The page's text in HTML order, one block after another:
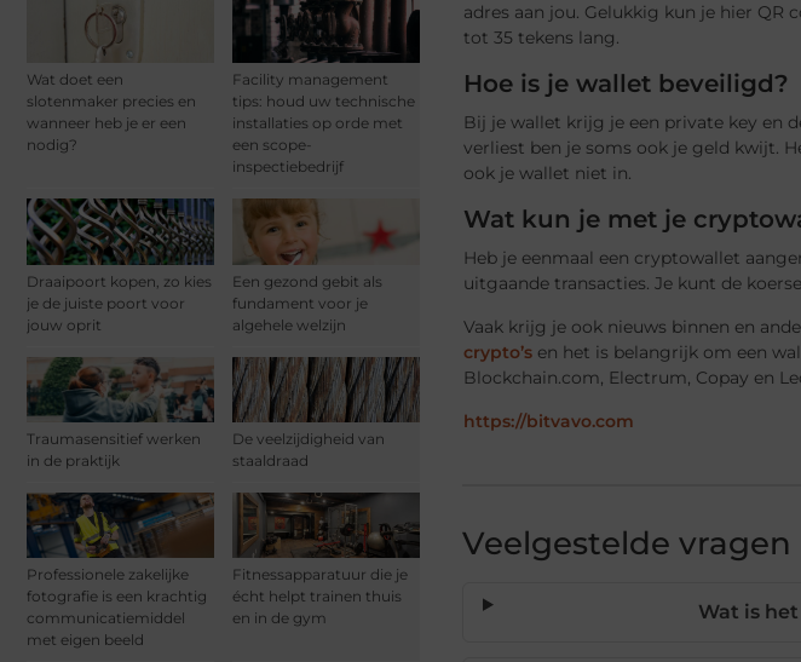
Wat doet een
slotenmaker precies en
wanneer heb je er een
nodig?
Facility management
tips: houd uw technische
installaties op orde met
een scope-
inspectiebedrijf
Draaipoort kopen, zo kies
je de juiste poort voor
jouw oprit
Een gezond gebit als
fundament voor je
algehele welzijn
Traumasensitief werken
in de praktijk
De veelzijdigheid van
staaldraad
Professionele zakelijke
fotografie is een krachtig
communicatiemiddel
met eigen beeld
Fitnessapparatuur die je
écht helpt trainen thuis
en in de gym
adres aan jou. Gelukkig kun je hier QR
tot 35 tekens lang.
Hoe is je wallet beveiligd?
Bij je wallet krijg je een private key en
verliest ben je soms ook je geld kwijt.
ook je wallet niet in.
Wat kun je met je
Heb je eenmaal een cryptowallet
uitgaande transacties. Je kunt de
Vaak krijg je ook nieuws binnen en
crypto’s en het is belangrijk om een
Blockchain.com, Electrum, Copay en
https://bitvavo.com
Veelgestelde vragen
Wat is